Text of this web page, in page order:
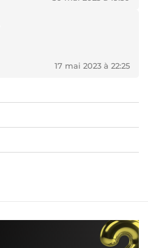
17 mai 2023 à 22:25